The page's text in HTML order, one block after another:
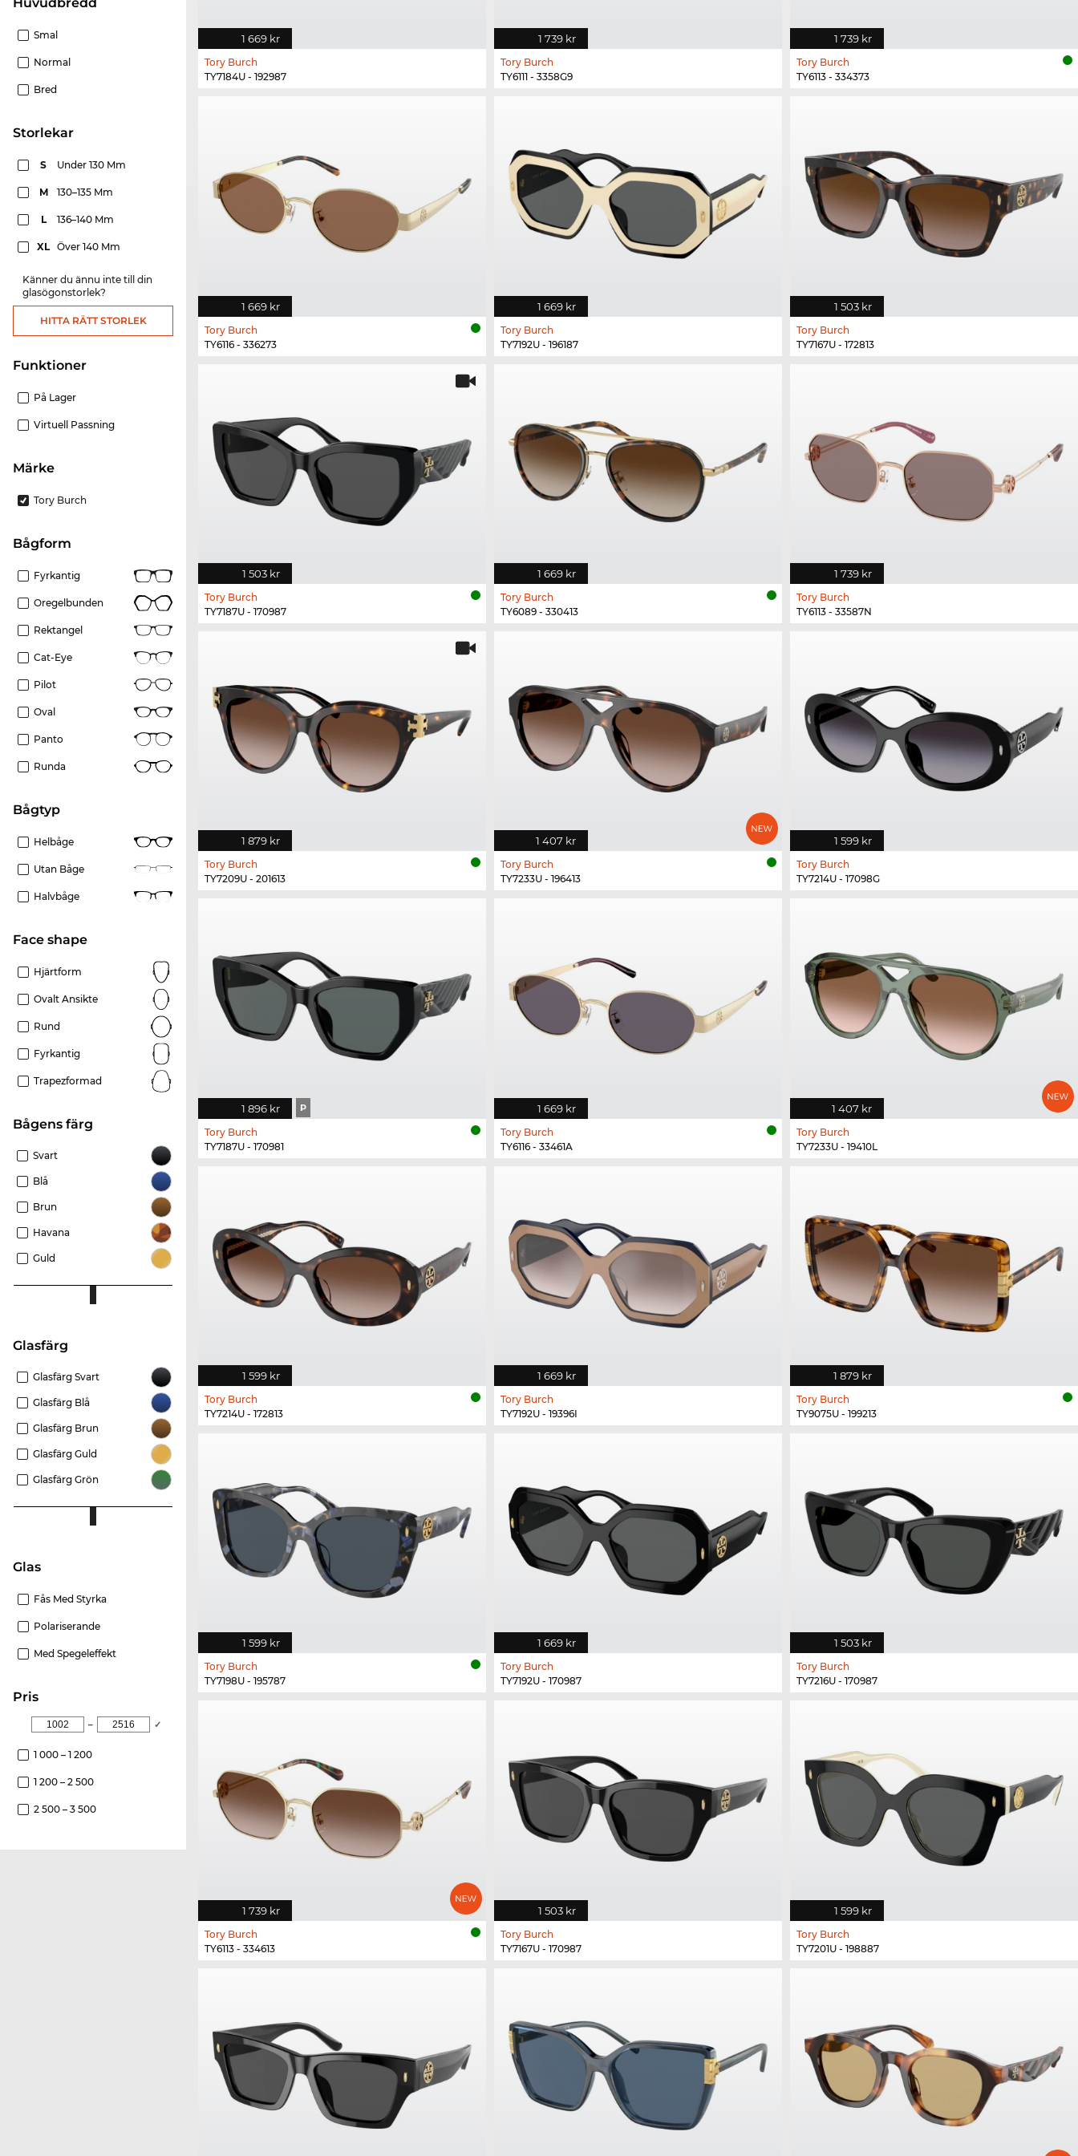
Smal
Normal
Bred
Storlekar
S Under 130 Mm
M 130–135 Mm
L 136–140 Mm
XL Över 140 Mm
Känner du ännu inte till din
glasögonstorlek?
HITTA RÄTT STORLEK
Funktioner
På Lager
Virtuell Passning
Märke
Tory Burch
bågform
Fyrkantig
Oregelbunden
Rektangel
Cat-Eye
Pilot
Oval
Panto
Runda
Bågtyp
Helbåge
Utan Båge
Halvbåge
Face shape
Hjärtform
Ovalt Ansikte
Rund
Fyrkantig
Trapezformad
Bågens färg
Svart
Blå
Brun
Havana
Guld
Glasfärg
Glasfärg Svart
Glasfärg Blå
Glasfärg Brun
Glasfärg Guld
Glasfärg Grön
Glas
Fås Med Styrka
Polariserande
Med Spegeleffekt
Pris
– ✓
1 000 – 1 200
1 200 – 2 500
2 500 – 3 500
1 669 kr
Tory Burch
TY7184U - 192987
1 739 kr
Tory Burch
TY6111 - 3358G9
1 739 kr
Tory Burch
TY6113 - 334373
1 669 kr
Tory Burch
TY6116 - 336273
1 669 kr
Tory Burch
TY7192U - 196187
1 503 kr
Tory Burch
TY7167U - 172813
1 503 kr
Tory Burch
TY7187U - 170987
1 669 kr
Tory Burch
TY6089 - 330413
1 739 kr
Tory Burch
TY6113 - 33587N
1 879 kr
Tory Burch
TY7209U - 201613
1 407 kr
Tory Burch
TY7233U - 196413
1 599 kr
Tory Burch
TY7214U - 17098G
1 896 kr P
Tory Burch
TY7187U - 170981
1 669 kr
Tory Burch
TY6116 - 33461A
1 407 kr
Tory Burch
TY7233U - 19410L
1 599 kr
Tory Burch
TY7214U - 172813
1 669 kr
Tory Burch
TY7192U - 19396I
1 879 kr
Tory Burch
TY9075U - 199213
1 599 kr
Tory Burch
TY7198U - 195787
1 669 kr
Tory Burch
TY7192U - 170987
1 503 kr
Tory Burch
TY7216U - 170987
1 739 kr
Tory Burch
TY6113 - 334613
1 503 kr
Tory Burch
TY7167U - 170987
1 599 kr
Tory Burch
TY7201U - 198887